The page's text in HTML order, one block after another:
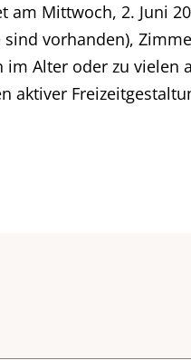
Mittwoch, 2. Juni
vorhanden),
Alter oder zu
aktiver